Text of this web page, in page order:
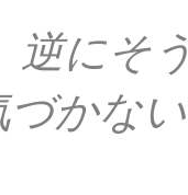
逆にそ
づかな